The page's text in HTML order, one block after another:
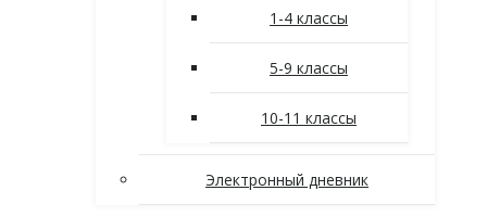
1-4 классы
5-9 классы
10-11 классы
Электронный дневник